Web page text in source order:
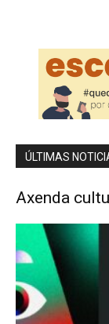
ÚLTIMAS
Axenda